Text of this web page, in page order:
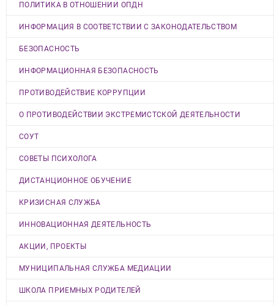
ПОЛИТИКА В ОТНОШЕНИИ ОПДН
ИНФОРМАЦИЯ В СООТВЕТСТВИИ С ЗАКОНОДАТЕЛЬСТВОМ
БЕЗОПАСНОСТЬ
ИНФОРМАЦИОННАЯ БЕЗОПАСНОСТЬ
ПРОТИВОДЕЙСТВИЕ КОРРУПЦИИ
О ПРОТИВОДЕЙСТВИИ ЭКСТРЕМИСТСКОЙ ДЕЯТЕЛЬНОСТИ
СОУТ
СОВЕТЫ ПСИХОЛОГА
ДИСТАНЦИОННОЕ ОБУЧЕНИЕ
КРИЗИСНАЯ СЛУЖБА
ИННОВАЦИОННАЯ ДЕЯТЕЛЬНОСТЬ
АКЦИИ, ПРОЕКТЫ
МУНИЦИПАЛЬНАЯ СЛУЖБА МЕДИАЦИИ
ШКОЛА ПРИЕМНЫХ РОДИТЕЛЕЙ